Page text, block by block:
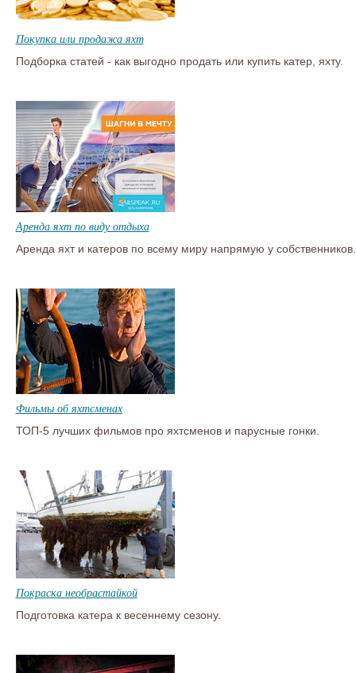
Покупка или продажа яхт
Подборка статей - как выгодно продать или купить катер, яхту.
Аренда яхт по виду отдыха
Аренда яхт и катеров по всему миру напрямую у собственников.
Фильмы об яхтсменах
ТОП-5 лучших фильмов про яхтсменов и парусные гонки.
Покраска необрастайкой
Подготовка катера к весеннему сезону.